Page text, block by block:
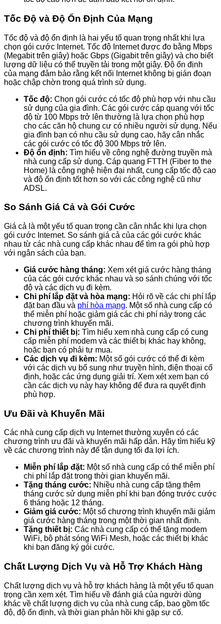
Tốc Độ và Độ Ổn Định Của Mạng
Tốc độ và độ ổn định là hai yếu tố quan trọng nhất khi lựa
chọn gói cước Internet. Tốc độ Internet được đo bằng Mbps
(Megabit trên giây) hoặc Gbps (Gigabit trên giây) và cho biết
lượng dữ liệu có thể truyền tải trong một giây. Độ ổn định
của mạng đảm bảo rằng kết nối Internet không bị gián đoạn
hoặc chập chờn trong quá trình sử dụng.
Tốc độ: Chọn gói cước có tốc độ phù hợp với nhu cầu
sử dụng của gia đình. Các gói cước cáp quang với tốc
độ từ 100 Mbps trở lên thường là lựa chọn phù hợp
cho các căn hộ chung cư có nhiều người sử dụng. Nếu
gia đình bạn có nhu cầu sử dụng cao, hãy cân nhắc
các gói cước có tốc độ 300 Mbps trở lên.
Độ ổn định: Tìm hiểu về công nghệ đường truyền mà
nhà cung cấp sử dụng. Cáp quang FTTH (Fiber to the
Home) là công nghệ hiện đại nhất, cung cấp tốc độ cao
và độ ổn định tốt hơn so với các công nghệ cũ như
ADSL.
So Sánh Giá Cả và Gói Cước
Giá cả là một yếu tố quan trọng cần cân nhắc khi lựa chọn
gói cước Internet. So sánh giá cả của các gói cước khác
nhau từ các nhà cung cấp khác nhau để tìm ra gói phù hợp
với ngân sách của bạn.
Giá cước hàng tháng: Xem xét giá cước hàng tháng
của các gói cước khác nhau và so sánh chúng với tốc
độ và các dịch vụ đi kèm.
Chi phí lắp đặt và hòa mạng: Hỏi rõ về các chi phí lắp
đặt ban đầu và phí hòa mạng. Một số nhà cung cấp có
thể miễn phí hoặc giảm giá các chi phí này trong các
chương trình khuyến mãi.
Chi phí thiết bị: Tìm hiểu xem nhà cung cấp có cung
cấp miễn phí modem và các thiết bị khác hay không,
hoặc bạn có phải tự mua.
Các dịch vụ đi kèm: Một số gói cước có thể đi kèm
với các dịch vụ bổ sung như truyền hình, điện thoại cố
định, hoặc các ứng dụng giải trí. Xem xét xem bạn có
cần các dịch vụ này hay không để đưa ra quyết định
phù hợp.
Ưu Đãi và Khuyến Mãi
Các nhà cung cấp dịch vụ Internet thường xuyên có các
chương trình ưu đãi và khuyến mãi hấp dẫn. Hãy tìm hiểu kỹ
về các chương trình này để tận dụng tối đa lợi ích.
Miễn phí lắp đặt: Một số nhà cung cấp có thể miễn phí
chi phí lắp đặt trong thời gian khuyến mãi.
Tặng tháng cước: Nhiều nhà cung cấp tặng thêm
tháng cước sử dụng miễn phí khi bạn đóng trước cước
6 tháng hoặc 12 tháng.
Giảm giá cước: Một số chương trình khuyến mãi giảm
giá cước hàng tháng trong một thời gian nhất định.
Tặng thiết bị: Các nhà cung cấp có thể tặng modem
WiFi, bộ phát sóng WiFi Mesh, hoặc các thiết bị khác
khi bạn đăng ký gói cước.
Chất Lượng Dịch Vụ và Hỗ Trợ Khách Hàng
Chất lượng dịch vụ và hỗ trợ khách hàng là một yếu tố quan
trọng cần xem xét. Tìm hiểu về đánh giá của người dùng
khác về chất lượng dịch vụ của nhà cung cấp, bao gồm tốc
độ, độ ổn định, và thời gian phản hồi khi gặp sự cố.